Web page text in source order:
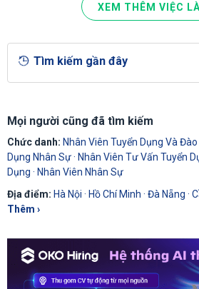
XEM THÊM VIỆC
Tìm kiếm gần đây
Mọi người cũng đã tìm kiếm
Chức danh: Nhân Viên Tuyển Dụng Và
Dụng Nhân Sự· Nhân Viên Tư Vấn Tuyển
Dụng · Nhân Viên Nhân Sự
Địa điểm: Hà Nội · Hồ Chí Minh · Đà Nẵng ·
Thêm ›